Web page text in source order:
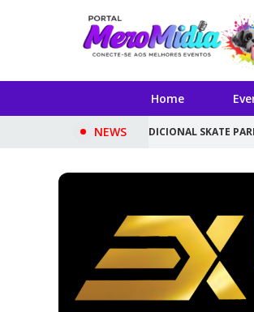
Home
NEWS
DO TRADICIONAL SKATE PARK